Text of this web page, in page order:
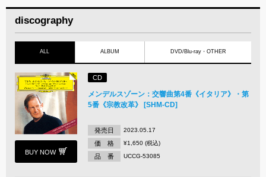
discography
ALL ALBUM DVD/Blu-ray・OTHER
BUY NOW
CD
メンデルスゾーン：交響曲第4番《イタリア》・第
5番《宗教改革》 [SHM-CD]
発売日 2023.05.17
価 格 ¥1,650 (税込)
品 番 UCCG-53085